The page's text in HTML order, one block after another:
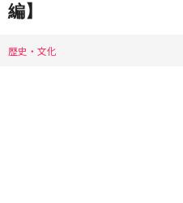
編】
歴史・文化